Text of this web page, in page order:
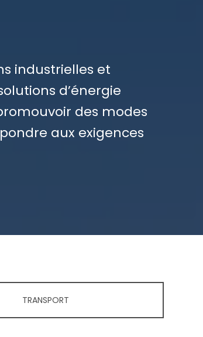
industrielles et
d’énergie
des modes
aux exigences
TRANSPORT